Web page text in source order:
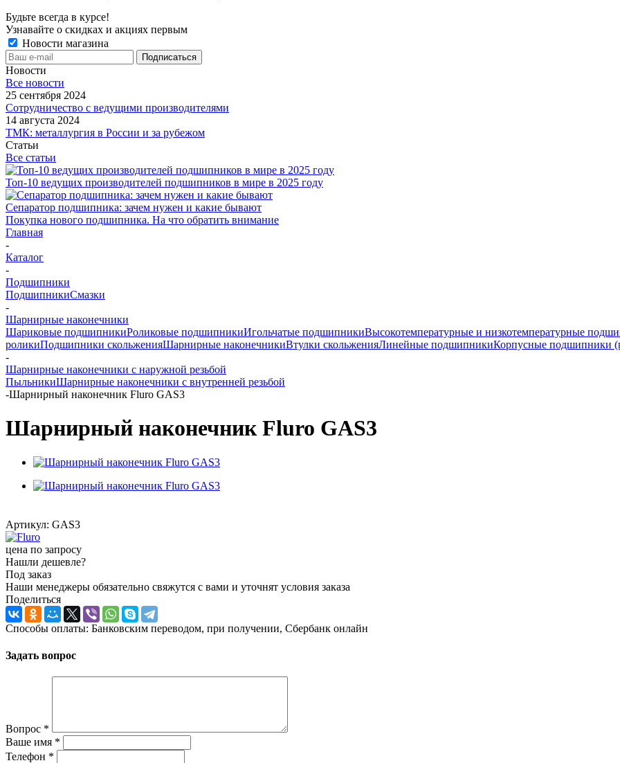
Будьте всегда в курсе!
Узнавайте о скидках и акциях первым
Новости магазина
Новости
Все новости
25 сентября 2024
Сотрудничество с ведущими производителями
14 августа 2024
ТМК: металлургия в России и за рубежом
Статьи
Все статьи
Топ-10 ведущих производителей подшипников в мире в 2025 году
Сепаратор подшипника: зачем нужен и какие бывают
Покупка нового подшипника. На что обратить внимание
Главная
-
Каталог
-
Подшипники
ПодшипникиСмазки
-
Шарнирные наконечники
Шариковые подшипникиРоликовые подшипникиИгольчатые подшипникиВысокотемпературные и низкотемпературные
роликиПодшипники скольженияШарнирные наконечникиВтулки скольженияЛинейные подшипникиКорпусные подшипники
-
Шарнирные наконечники с наружной резьбой
ПыльникиШарнирные наконечники с внутренней резьбой
-Шарнирный наконечник Fluro GAS3
Шарнирный наконечник Fluro GAS3
Артикул: GAS3
цена по запросу
Нашли дешевле?
Под заказ
Наши менеджеры обязательно свяжутся с вами и уточнят условия заказа
Поделиться
Способы оплаты: Банковским переводом, при получении, Сбербанк онлайн
Задать вопрос
Вопрос *
Ваше имя *
Телефон *